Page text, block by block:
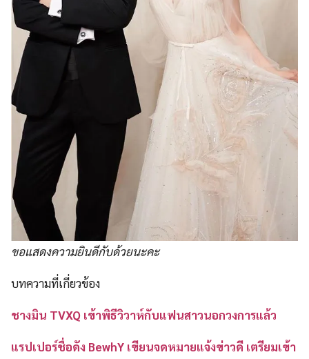
ขอแสดงความยินดีกับด้วยนะคะ
บทความที่เกี่ยวข้อง
ชางมิน TVXQ เข้าพิธีวิวาห์กับแฟนสาวนอกวงการแล้ว
แรปเปอร์ชื่อดัง BewhY เขียนจดหมายแจ้งข่าวดี เตรียมเข้า